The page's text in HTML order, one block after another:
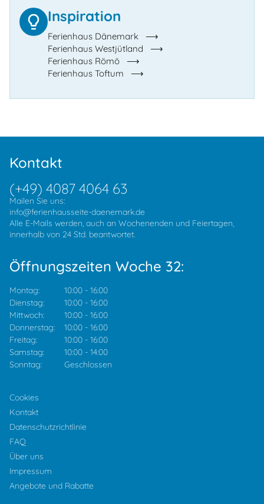
Inspiration
Ferienhaus Dänemark
Ferienhaus Westjütland
Ferienhaus Römö
Ferienhaus Toftum
Kontakt
(+49) 4087 4064 63
Mailen Sie uns:
info@ferienhausseite-daenemark.de
Alle E-Mails werden, auch an Wochenenden und Feiertagen,
innerhalb von 24 Std. beantwortet.
Öffnungszeiten Woche 32:
Montag: 10:00 - 16:00
Dienstag:
10:00 - 16:00
Mittwoch:
10:00 - 16:00
Donnerstag:
10:00 - 16:00
Freitag:
10:00 - 16:00
Samstag:
10:00 - 14:00
Sonntag:
Geschlossen
Cookies
Kontakt
Datenschutzrichtlinie
FAQ
Über uns
Impressum
Angebote und Rabatte